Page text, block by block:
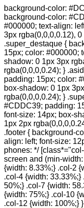
background-color:
background-color:
#000000; text-align:
3px rgba(0,0,0,0.12),
.super_destaque {
15px; color: #000000;
shadow: 0 1px 3px
rgba(0,0,0,0.24); }
padding: 15px; color:
box-shadow: 0 1px
rgba(0,0,0,0.24); }
#CDDC39; padding:
font-size: 14px; box-
1px 2px
.footer { background-
align: left; font-size:
phones: */
screen and (min-
{width: 8.33%;} .col-2
.col-4 {width:
50%;} .col-7 {width:
{width: 75%;} .col-10
.col-12 {width: 100%;} }